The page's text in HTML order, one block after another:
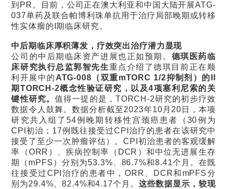
到PR。目前，公司正在澳大利亚和中国大陆开展ATG-
037单药及联合帕博利珠单抗用于治疗局部晚期或转移
性实体瘤的I期临床研究。
中后期临床厚积薄发，疗效突出治疗潜力显现
公司的中后期临床资产进展也正如预期。 德琪医药临
床研究执行总监郭智先生重点介绍了德琪目前正在顺
利开展中的 ATG-008（双重mTORC 1/2抑制剂）的II
期TORCH-2概念性验证研究，以及4项塞利尼索的关
键性研究。值得一提的是，TORCH-2研究的初步疗效
数据令人鼓舞。数据分析截至2023年10月20日，本项
研究共入组了54例晚期转移性宫颈癌患者（30例为
CPI初治；17例既往接受过CPI治疗的患者在该研究中
接受了至少一次肿瘤评估）。CPI初治患者的客观缓解
率（ORR）、疾病控制率（DCR）和中位无进展生存
期（mPFS）分别为53.3%、86.7%和8.41个月。在既
往接受过CPI治疗的患者中，ORR、DCR和mPFS分
别为29.4%、82.4%和4.17个月。 这些数据显示，较现